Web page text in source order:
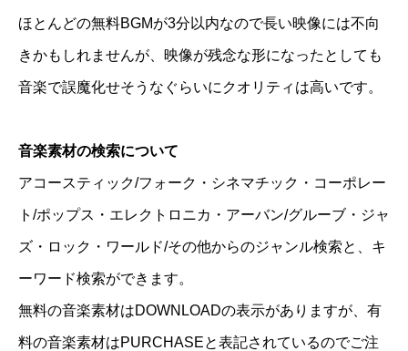
ほとんどの無料BGMが3分以内なので長い映像には不向
きかもしれませんが、映像が残念な形になったとしても
音楽で誤魔化せそうなぐらいにクオリティは高いです。
音楽素材の検索について
アコースティック/フォーク・シネマチック・コーポレー
ト/ポップス・エレクトロニカ・アーバン/グルーブ・ジャ
ズ・ロック・ワールド/その他からのジャンル検索と、キ
ーワード検索ができます。
無料の音楽素材はDOWNLOADの表示がありますが、有
料の音楽素材はPURCHASEと表記されているのでご注